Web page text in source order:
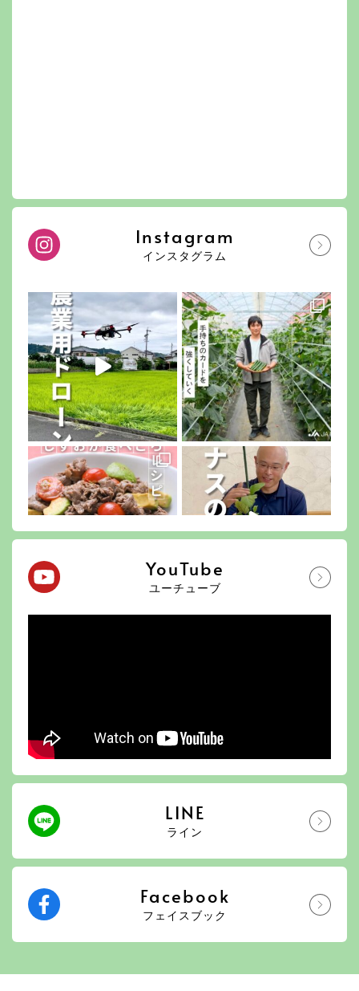
Instagram
インスタグラム
YouTube
ユーチューブ
LINE
ライン
Facebook
フェイスブック